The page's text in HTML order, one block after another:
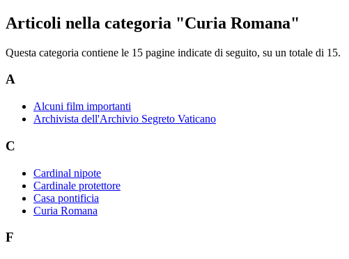
Articoli nella categoria "Curia Romana"
Questa categoria contiene le 15 pagine indicate di seguito, su un totale di 15.
A
Alcuni film importanti
Archivista dell'Archivio Segreto Vaticano
C
Cardinal nipote
Cardinale protettore
Casa pontificia
Curia Romana
F